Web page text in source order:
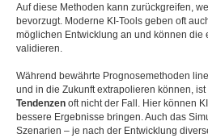
Auf diese Methoden kann zurückgreifen,
bevorzugt. Moderne KI-Tools geben oft
möglichen Entwicklung an und können die
validieren.
Während bewährte Prognosemethoden
und in die Zukunft extrapolieren können, ist
Tendenzen oft nicht der Fall. Hier können
bessere Ergebnisse bringen. Auch das
Szenarien – je nach der Entwicklung